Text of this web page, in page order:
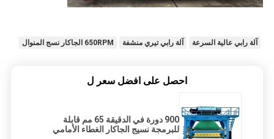
آلة رابي عالية السرعة آلة رابي تيري منشفة 650RPM الجاكار نسج المنوال
احصل على افضل سعر ل
900 دورة في الدقيقة 65 مم قابلة
للبرمجة نسيج الجاكار الغطاء الأمامي